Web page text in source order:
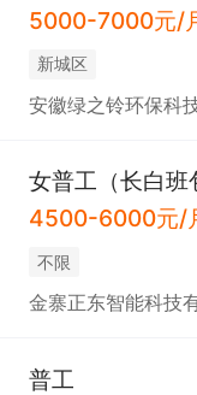
5000-7000元/
新城区
安徽绿之铃环保科
女普工（长白班
4500-6000元/
不限
金寨正东智能科技
普工